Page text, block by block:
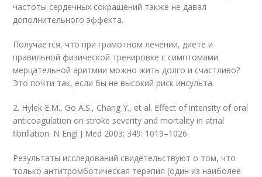
частоты сердечных сокращений также не давал
дополнительного эффекта.
Получается, что при грамотном лечении, диете и
правильной физической тренировке с симптомами
мерцательной аритмии можно жить долго и счастливо?
Это почти так, если бы не высокий риск инсульта.
2. Hylek E.M., Go A.S., Chang Y., et al. Effect of intensity of oral
anticoagulation on stroke severity and mortality in atrial
ﬁbrillation. N Engl J Med 2003; 349: 1019–1026.
Результаты исследований свидетельствуют о том, что
только антитромботическая терапия (один из наиболее